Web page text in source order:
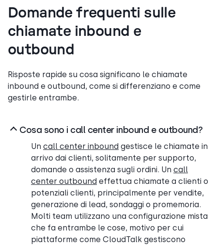
Domande frequenti sulle
chiamate inbound e
outbound
Risposte rapide su cosa significano le chiamate
inbound e outbound, come si differenziano e come
gestirle entrambe.
Cosa sono i call center inbound e outbound?
Un call center inbound gestisce le chiamate in
arrivo dai clienti, solitamente per supporto,
domande o assistenza sugli ordini. Un call
center outbound effettua chiamate a clienti o
potenziali clienti, principalmente per vendite,
generazione di lead, sondaggi o promemoria.
Molti team utilizzano una configurazione mista
che fa entrambe le cose, motivo per cui
piattaforme come CloudTalk gestiscono